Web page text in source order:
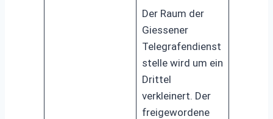
Der Raum der
Giessener
Telegrafendienst
stelle wird um ein
Drittel
verkleinert. Der
freigewordene